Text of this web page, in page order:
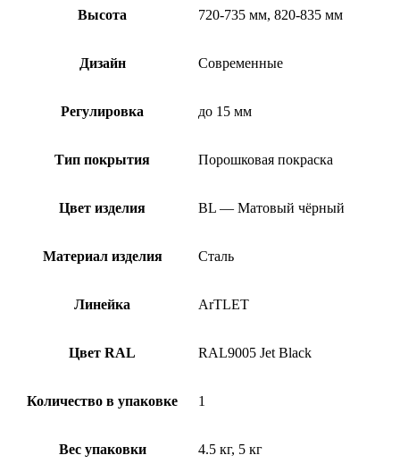
Высота 720-735 мм, 820-835 мм
Дизайн Современные
Регулировка до 15 мм
Тип покрытия Порошковая покраска
Цвет изделия BL — Матовый чёрный
Материал изделия Сталь
Линейка ArTLET
Цвет RAL RAL9005 Jet Black
Количество в упаковке 1
Вес упаковки 4.5 кг, 5 кг